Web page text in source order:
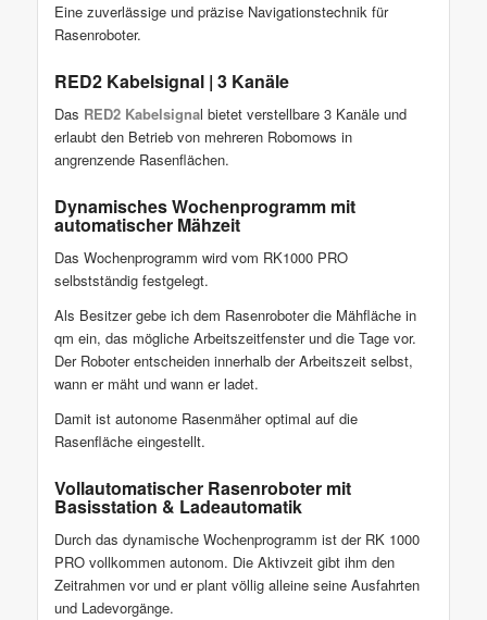
Eine zuverlässige und präzise Navigationstechnik für
Rasenroboter.
RED2 Kabelsignal | 3 Kanäle
Das RED2 Kabelsignal bietet verstellbare 3 Kanäle und
erlaubt den Betrieb von mehreren Robomows in
angrenzende Rasenflächen.
Dynamisches Wochenprogramm mit
automatischer Mähzeit
Das Wochenprogramm wird vom RK1000 PRO
selbstständig festgelegt.
Als Besitzer gebe ich dem Rasenroboter die Mähfläche in
qm ein, das mögliche Arbeitszeitfenster und die Tage vor.
Der Roboter entscheiden innerhalb der Arbeitszeit selbst,
wann er mäht und wann er ladet.
Damit ist autonome Rasenmäher optimal auf die
Rasenfläche eingestellt.
Vollautomatischer Rasenroboter mit
Basisstation & Ladeautomatik
Durch das dynamische Wochenprogramm ist der RK 1000
PRO vollkommen autonom. Die Aktivzeit gibt ihm den
Zeitrahmen vor und er plant völlig alleine seine Ausfahrten
und Ladevorgänge.